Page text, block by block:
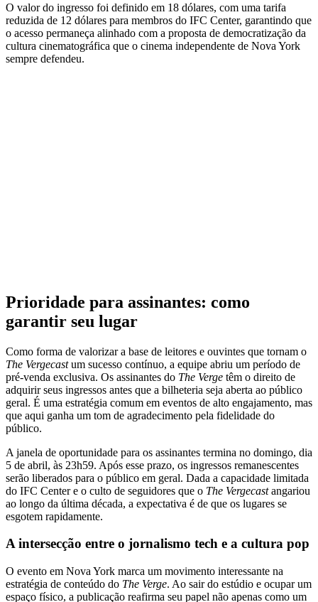
O valor do ingresso foi definido em 18 dólares, com uma tarifa
reduzida de 12 dólares para membros do IFC Center, garantindo que
o acesso permaneça alinhado com a proposta de democratização da
cultura cinematográfica que o cinema independente de Nova York
sempre defendeu.
Prioridade para assinantes: como
garantir seu lugar
Como forma de valorizar a base de leitores e ouvintes que tornam o
The Vergecastum sucesso contínuo, a equipe abriu um período de
pré-venda exclusiva. Os assinantes do The Verge têm o direito de
adquirir seus ingressos antes que a bilheteria seja aberta ao público
geral. É uma estratégia comum em eventos de alto engajamento, mas
que aqui ganha um tom de agradecimento pela fidelidade do
público.
A janela de oportunidade para os assinantes termina no domingo, dia
5 de abril, às 23h59. Após esse prazo, os ingressos remanescentes
serão liberados para o público em geral. Dada a capacidade limitada
do IFC Center e o culto de seguidores que o The Vergecastangariou
ao longo da última década, a expectativa é de que os lugares se
esgotem rapidamente.
A intersecção entre o jornalismo tech e a cultura pop
O evento em Nova York marca um movimento interessante na
estratégia de conteúdo do The Verge. Ao sair do estúdio e ocupar um
espaço físico, a publicação reafirma seu papel não apenas como um